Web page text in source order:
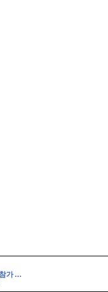
2026 서울 억새풀 마라톤대회 접수 일정 및 참가 정보